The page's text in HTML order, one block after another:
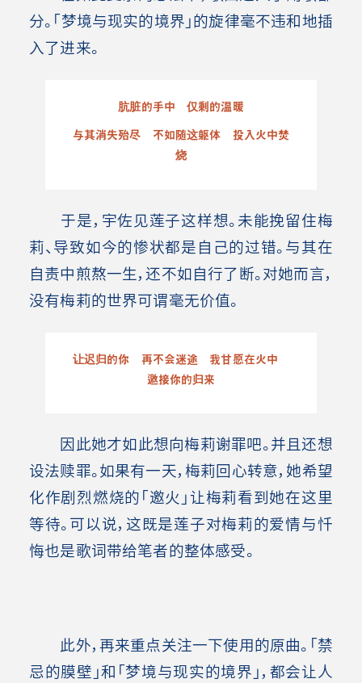
分。「梦境与现实的境界」的旋律毫不违和地插
入了进来。
肮脏的手中 仅剩的温暖
与其消失殆尽 不如随这躯体 投入火中焚
烧
于是，宇佐见莲子这样想。未能挽留住梅
莉、导致如今的惨状都是自己的过错。与其在
自责中煎熬一生，还不如自行了断。对她而言，
没有梅莉的世界可谓毫无价值。
让迟归的你 再不会迷途 我甘愿在火中
邀接你的归来
因此她才如此想向梅莉谢罪吧。并且还想
设法赎罪。如果有一天，梅莉回心转意，她希望
化作剧烈燃烧的「邀火」让梅莉看到她在这里
等待。可以说，这既是莲子对梅莉的爱情与忏
悔也是歌词带给笔者的整体感受。
此外，再来重点关注一下使用的原曲。「禁
忌的膜壁」和「梦境与现实的境界」，都会让人